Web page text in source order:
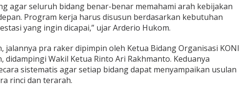
agar seluruh bidang benar-benar memahami arah kebijakan
Program kerja harus disusun berdasarkan kebutuhan
yang ingin dicapai,” ujar Arderio Hukom.
jalannya pra raker dipimpin oleh Ketua Bidang Organisasi KONI
didampingi Wakil Ketua Rinto Ari Rakhmanto. Keduanya
sistematis agar setiap bidang dapat menyampaikan usulan
rinci dan terarah.